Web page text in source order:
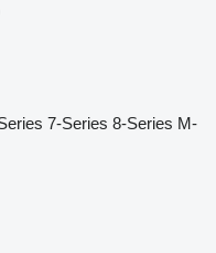
7-Series 8-Series M-